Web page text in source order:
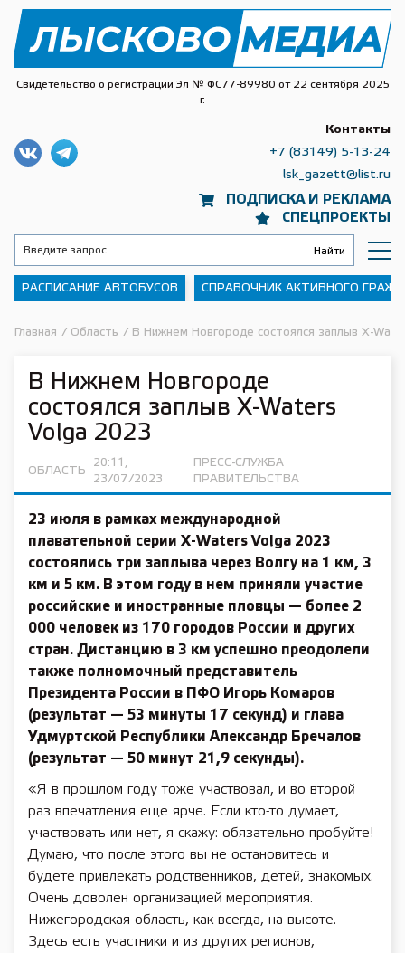
Свидетельство о регистрации Эл № ФС77-89980 от 22 сентября 2025
г.
ПОДПИСКА И РЕКЛАМА
СПЕЦПРОЕКТЫ
Контакты
+7 (83149) 5-13-24
lsk_gazett@list.ru
РАСПИСАНИЕ АВТОБУСОВ СПРАВОЧНИК АКТИВНОГО
Главная / Область / В Нижнем Новгороде состоялся заплыв Х-
В Нижнем Новгороде
состоялся заплыв Х-Waters
Volga 2023
ОБЛАСТЬ
20:11,
23/07/2023
ПРЕСС-СЛУЖБА
ПРАВИТЕЛЬСТВА
23 июля в рамках международной
плавательной серии X-Waters Volga 2023
состоялись три заплыва через Волгу на 1 км, 3
км и 5 км. В этом году в нем приняли участие
российские и иностранные пловцы — более 2
000 человек из 170 городов России и других
стран. Дистанцию в 3 км успешно преодолели
также полномочный представитель
Президента России в ПФО Игорь Комаров
(результат — 53 минуты 17 секунд) и глава
Удмуртской Республики Александр Бречалов
(результат — 50 минут 21,9 секунды).
«Я в прошлом году тоже участвовал, и во второй
раз впечатления еще ярче. Если кто-то думает,
участвовать или нет, я скажу: обязательно пробуйте!
Думаю, что после этого вы не остановитесь и
будете привлекать родственников, детей, знакомых.
Очень доволен организацией мероприятия.
Нижегородская область, как всегда, на высоте.
Здесь есть участники и из других регионов,